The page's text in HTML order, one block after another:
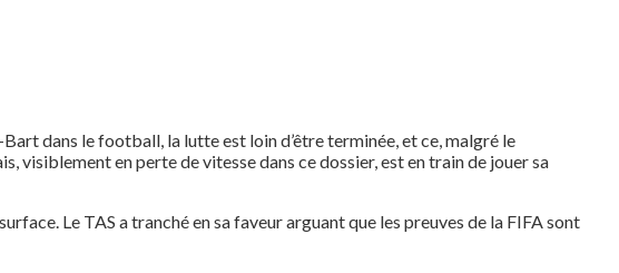
dans le football, la lutte est loin d’être terminée, et ce, malgré le
visiblement en perte de vitesse dans ce dossier, est en train de jouer sa
Le TAS a tranché en sa faveur arguant que les preuves de la FIFA sont